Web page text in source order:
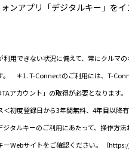
ォンアプリ「デジタルキー」を
用できない状況に備えて、常にクルマ
。 ＊1. T-Connectのご利用には、T-
アカウント」の取得が必要となります
＜初度登録日から3年間無料、4年目以降
タルキーのご利用にあたって、操作方法
ーWebサイトをご確認ください。（